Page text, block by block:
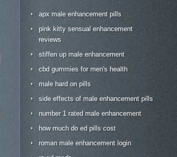
apx male enhancement pills
pink kitty sensual enhancement
reviews
stiffen up male enhancement
cbd gummies for men's health
male hard on pills
side effects of male enhancement pills
number 1 rated male enhancement
how much do ed pills cost
roman male enhancement login